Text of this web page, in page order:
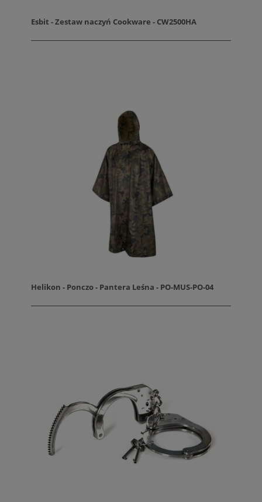
Esbit - Zestaw naczyń Cookware - CW2500HA
Helikon - Ponczo - Pantera Leśna - PO-MUS-PO-04